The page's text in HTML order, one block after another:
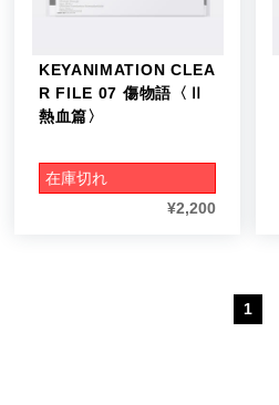
KEYANIMATION CLEA
R FILE 07 傷物語〈Ⅱ
熱血篇〉
在庫切れ
¥2,200
1